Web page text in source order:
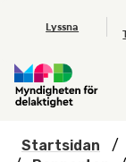
Hoppa till
Lyssna
Startsidan /